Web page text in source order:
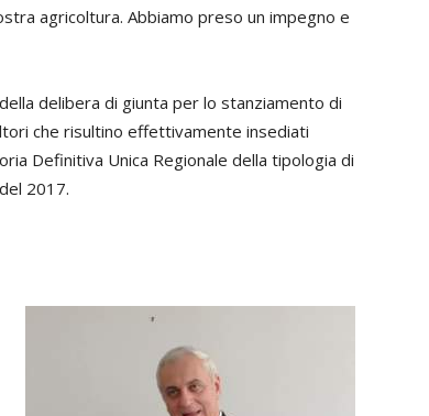
agricoltura. Abbiamo preso un impegno e
delibera di giunta per lo stanziamento di
che risultino effettivamente insediati
Definitiva Unica Regionale della tipologia di
2017.